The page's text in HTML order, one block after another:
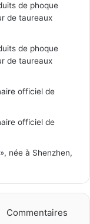
de phoque
de taureaux
de phoque
de taureaux
officiel de
officiel de
née à Shenzhen,
Commentaires